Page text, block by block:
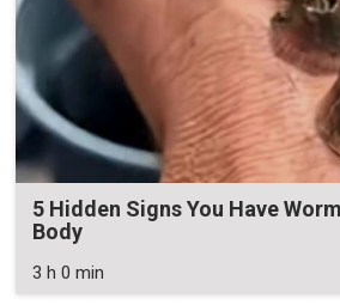
5 Hidden Signs You Have
Body
3 h 0 min